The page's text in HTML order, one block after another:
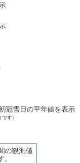
冠雪日の平年値を表示
す）
の観測値